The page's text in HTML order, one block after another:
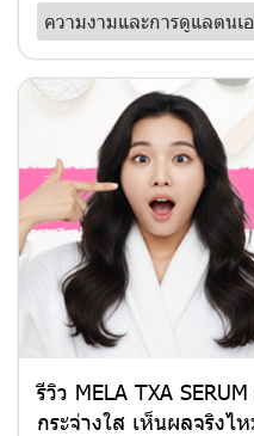
ความงามและการดูแลตนเ
รีวิว MELA TXA
กระจ่างใส เห็นผลจริงไ